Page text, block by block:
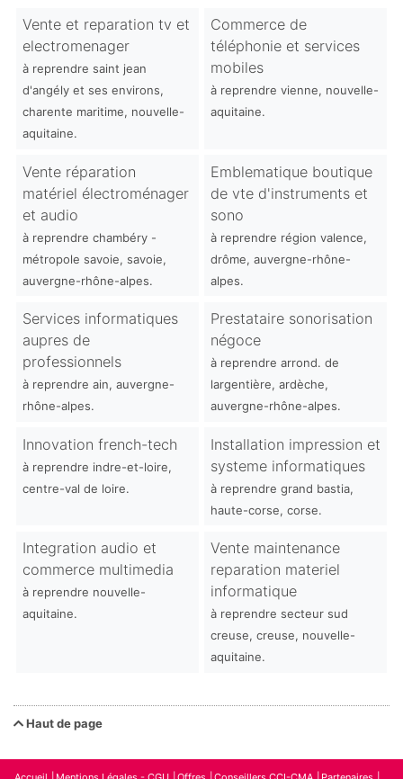
Vente et reparation tv et
electromenager
à reprendre saint jean
d'angély et ses environs,
charente maritime, nouvelle-
aquitaine.
Commerce de
téléphonie et services
mobiles
à reprendre vienne, nouvelle-
aquitaine.
Vente réparation
matériel électroménager
et audio
à reprendre chambéry -
métropole savoie, savoie,
auvergne-rhône-alpes.
Emblematique boutique
de vte d'instruments et
sono
à reprendre région valence,
drôme, auvergne-rhône-
alpes.
Services informatiques
aupres de
professionnels
à reprendre ain, auvergne-
rhône-alpes.
Prestataire sonorisation
négoce
à reprendre arrond. de
largentière, ardèche,
auvergne-rhône-alpes.
Innovation french-tech
à reprendre indre-et-loire,
centre-val de loire.
Installation impression et
systeme informatiques
à reprendre grand bastia,
haute-corse, corse.
Integration audio et
commerce multimedia
à reprendre nouvelle-
aquitaine.
Vente maintenance
reparation materiel
informatique
à reprendre secteur sud
creuse, creuse, nouvelle-
aquitaine.
Haut de page